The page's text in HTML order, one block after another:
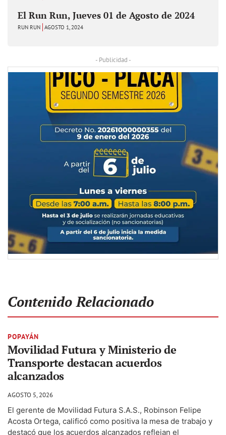
El Run Run, Jueves 01 de Agosto de 2024
RUN RUN AGOSTO 1, 2024
- Publicidad -
Contenido Relacionado
POPAYÁN
Movilidad Futura y Ministerio de
Transporte destacan acuerdos
alcanzados
AGOSTO 5, 2026
El gerente de Movilidad Futura S.A.S., Robinson Felipe
Acosta Ortega, calificó como positiva la mesa de trabajo y
destacó que los acuerdos alcanzados reflejan el